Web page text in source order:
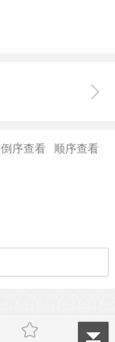
顺序查看
倒序查看